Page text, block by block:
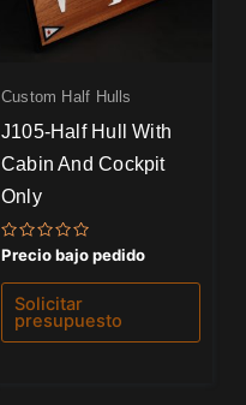
Custom Half Hulls
J105-Half Hull With
Cabin And Cockpit
Only
Valorado
con
0
de
Precio bajo pedido
Solicitar
presupuesto